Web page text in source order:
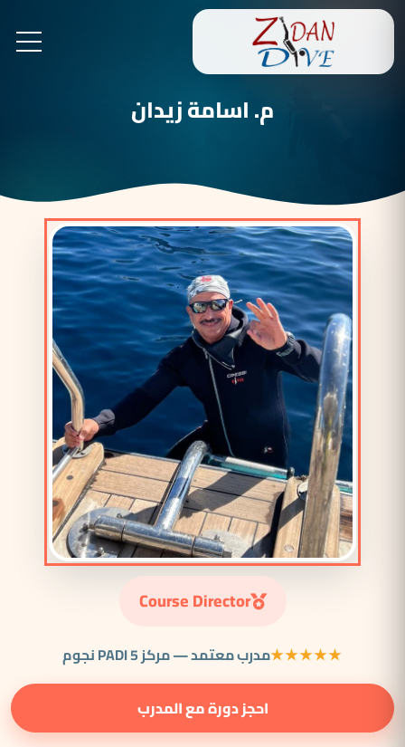
م. اسامة زيدان
Course Director
★★★★★مدرب معتمد — مركز PADI 5 نجوم
احجز دورة مع المدرب